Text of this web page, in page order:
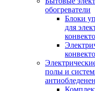
обогреватели
Блоки
для
полы и